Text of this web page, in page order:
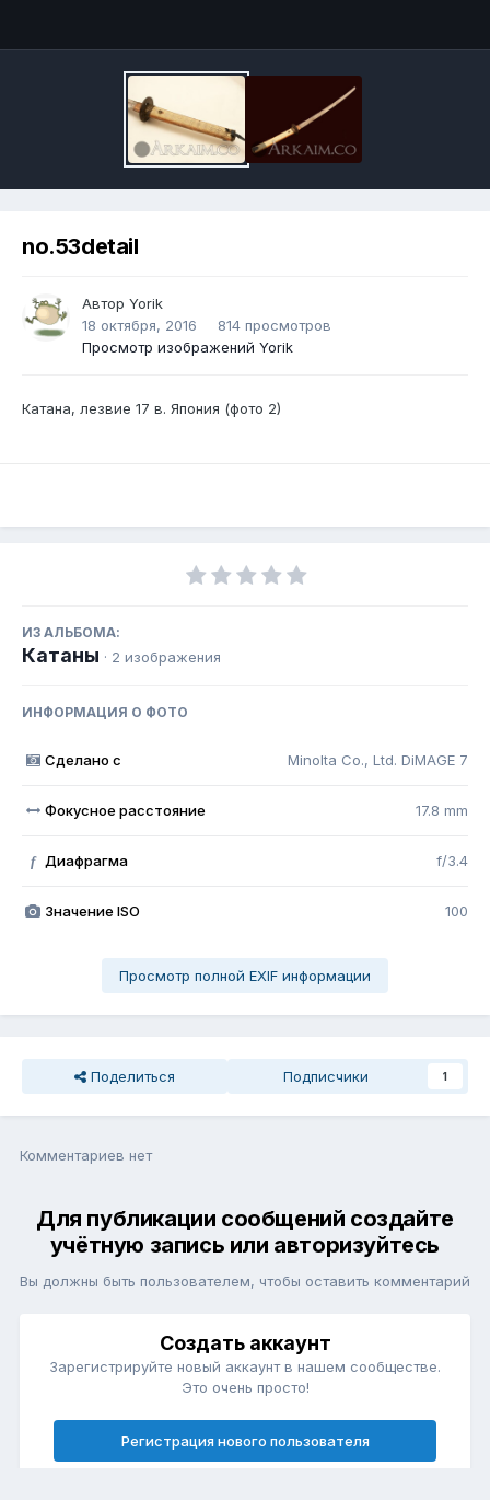
no.53detail
Автор Yorik
18 октября, 2016
814 просмотров
Просмотр изображений Yorik
Катана, лезвие 17 в. Япония (фото 2)
ИЗ АЛЬБОМА:
Катаны · 2 изображения
ИНФОРМАЦИЯ О ФОТО
Сделано с Minolta Co., Ltd. DiMAGE 7
Фокусное расстояние 17.8 mm
f Диафрагма f/3.4
Значение ISO 100
Просмотр полной EXIF информации
Поделиться Подписчики 1
Комментариев нет
Для публикации сообщений создайте
учётную запись или авторизуйтесь
Вы должны быть пользователем, чтобы оставить комментарий
Создать аккаунт
Зарегистрируйте новый аккаунт в нашем сообществе.
Это очень просто!
Регистрация нового пользователя